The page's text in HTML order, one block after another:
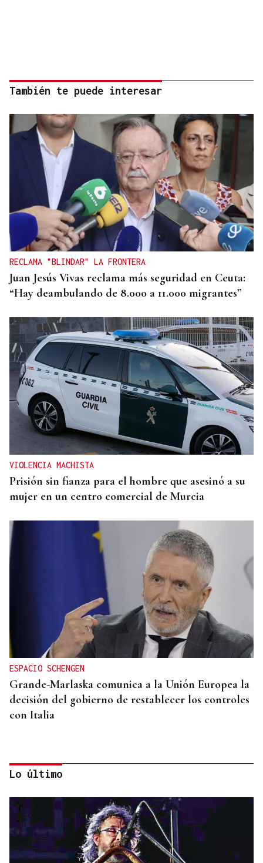
También te puede interesar
RECLAMA "BLINDAR" LA FRONTERA
Juan Jesús Vivas reclama más seguridad en Ceuta:
“Hay deambulando de 8.000 a 11.000 migrantes”
VIOLENCIA MACHISTA
Prisión sin fianza para el hombre que asesinó a su
mujer en un centro comercial de Murcia
ESPACIO SCHENGEN
Grande-Marlaska comunica a la Unión Europea la
decisión del gobierno de restablecer los controles
con Italia
Lo último